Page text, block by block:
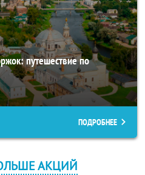
путешествие по
ПОДРОБНЕЕ
АКЦИЙ